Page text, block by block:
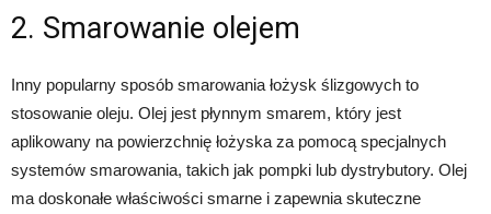
2. Smarowanie olejem
Inny popularny sposób smarowania łożysk ślizgowych to
stosowanie oleju. Olej jest płynnym smarem, który jest
aplikowany na powierzchnię łożyska za pomocą specjalnych
systemów smarowania, takich jak pompki lub dystrybutory. Olej
ma doskonałe właściwości smarne i zapewnia skuteczne